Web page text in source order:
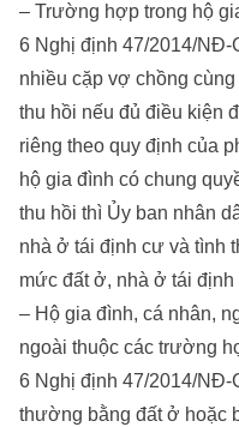
– Trường hợp trong hộ
6 Nghị định 47/2014/NĐ-
nhiều cặp vợ chồng
thu hồi nếu đủ điều kiện
riêng theo quy định của
hộ gia đình có chung
thu hồi thì Ủy ban nhân
nhà ở tái định cư và tình
mức đất ở, nhà ở tái
– Hộ gia đình, cá nhân,
ngoài thuộc các trường
6 Nghị định 47/2014/NĐ-
thường bằng đất ở hoặc